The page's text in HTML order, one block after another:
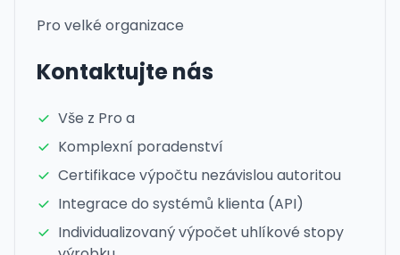
Pro velké organizace
Kontaktujte nás
Vše z Pro a
Komplexní poradenství
Certifikace výpočtu nezávislou autoritou
Integrace do systémů klienta (API)
Individualizovaný výpočet uhlíkové stopy